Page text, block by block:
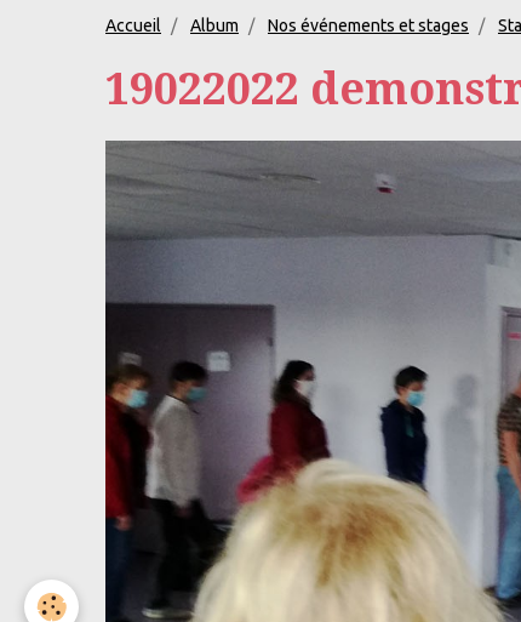
Accueil Album Nos événements et stages
19022022